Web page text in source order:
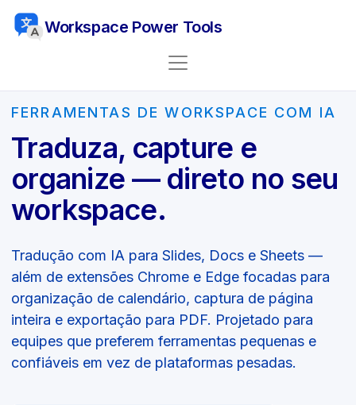
Workspace Power Tools
FERRAMENTAS DE WORKSPACE COM IA
Traduza, capture e
organize — direto no seu
workspace.
Tradução com IA para Slides, Docs e Sheets —
além de extensões Chrome e Edge focadas para
organização de calendário, captura de página
inteira e exportação para PDF. Projetado para
equipes que preferem ferramentas pequenas e
confiáveis em vez de plataformas pesadas.